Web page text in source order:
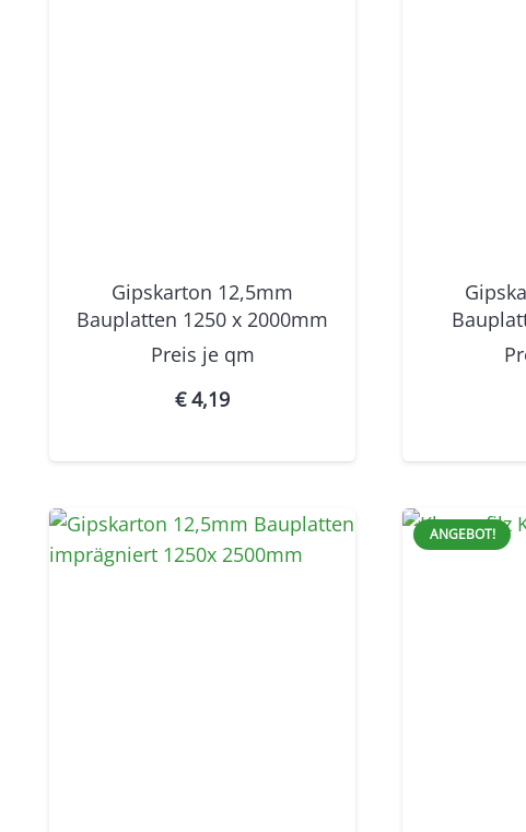
Gipskarton 12,5mm
Bauplatten 1250 x 2000mm
Preis je qm
€4,19
ANGEBOT!